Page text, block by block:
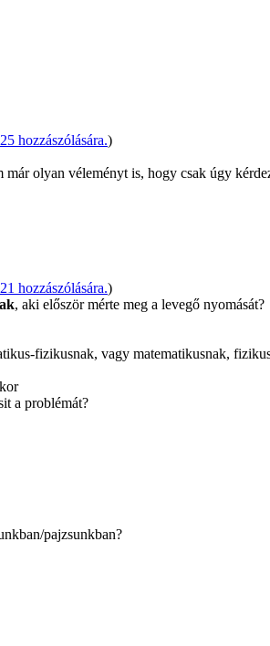
hozzászólására.)
már olyan véleményt is, hogy csak úgy
hozzászólására.)
, aki először mérte meg a levegő nyomását?
fizikusnak, vagy matematikusnak,
a problémát?
pajzsunkban?